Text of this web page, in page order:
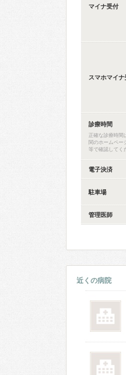
マイナ受付
スマホマイナ
診療時間
正確な診療時間
関のホームペー
等で確認してく
電子決済
駐車場
管理医師
近くの病院